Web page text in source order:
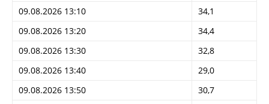
09.08.2026 13:10
34,1
09.08.2026 13:20
34,4
09.08.2026 13:30
32,8
09.08.2026 13:40
29,0
09.08.2026 13:50
30,7